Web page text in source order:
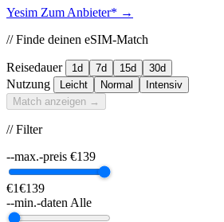
Yesim Zum Anbieter* →
// Finde deinen eSIM-Match
Reisedauer 1d 7d 15d 30d
Nutzung Leicht Normal
Intensiv
Match anzeigen →
// Filter
--max.-preis €139
€1€139
--min.-daten Alle